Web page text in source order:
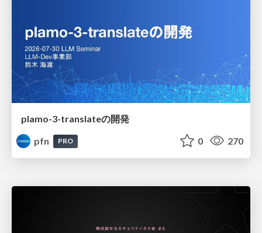
plamo-3-translateの開発
pfn
PRO 0 270